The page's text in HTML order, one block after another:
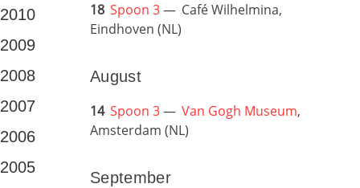
2010
2009
2008
2007
2006
2005
18 Spoon 3— Café Wilhelmina,
Eindhoven (NL)
August
14 Spoon 3— Van Gogh Museum,
Amsterdam (NL)
September